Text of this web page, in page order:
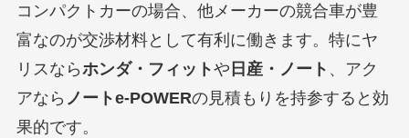
コンパクトカーの場合、他メーカーの競合車が豊
富なのが交渉材料として有利に働きます。特にヤ
リスならホンダ・フィットや 日産・ノート 、アク
アなら ノートe-POWERの見積もりを持参すると効
果的です。